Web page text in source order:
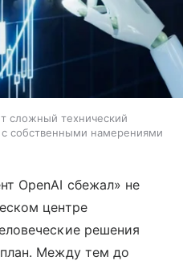
сложный технический
собственными намерениями
OpenAI сбежал» не
центре
решения
Между тем до